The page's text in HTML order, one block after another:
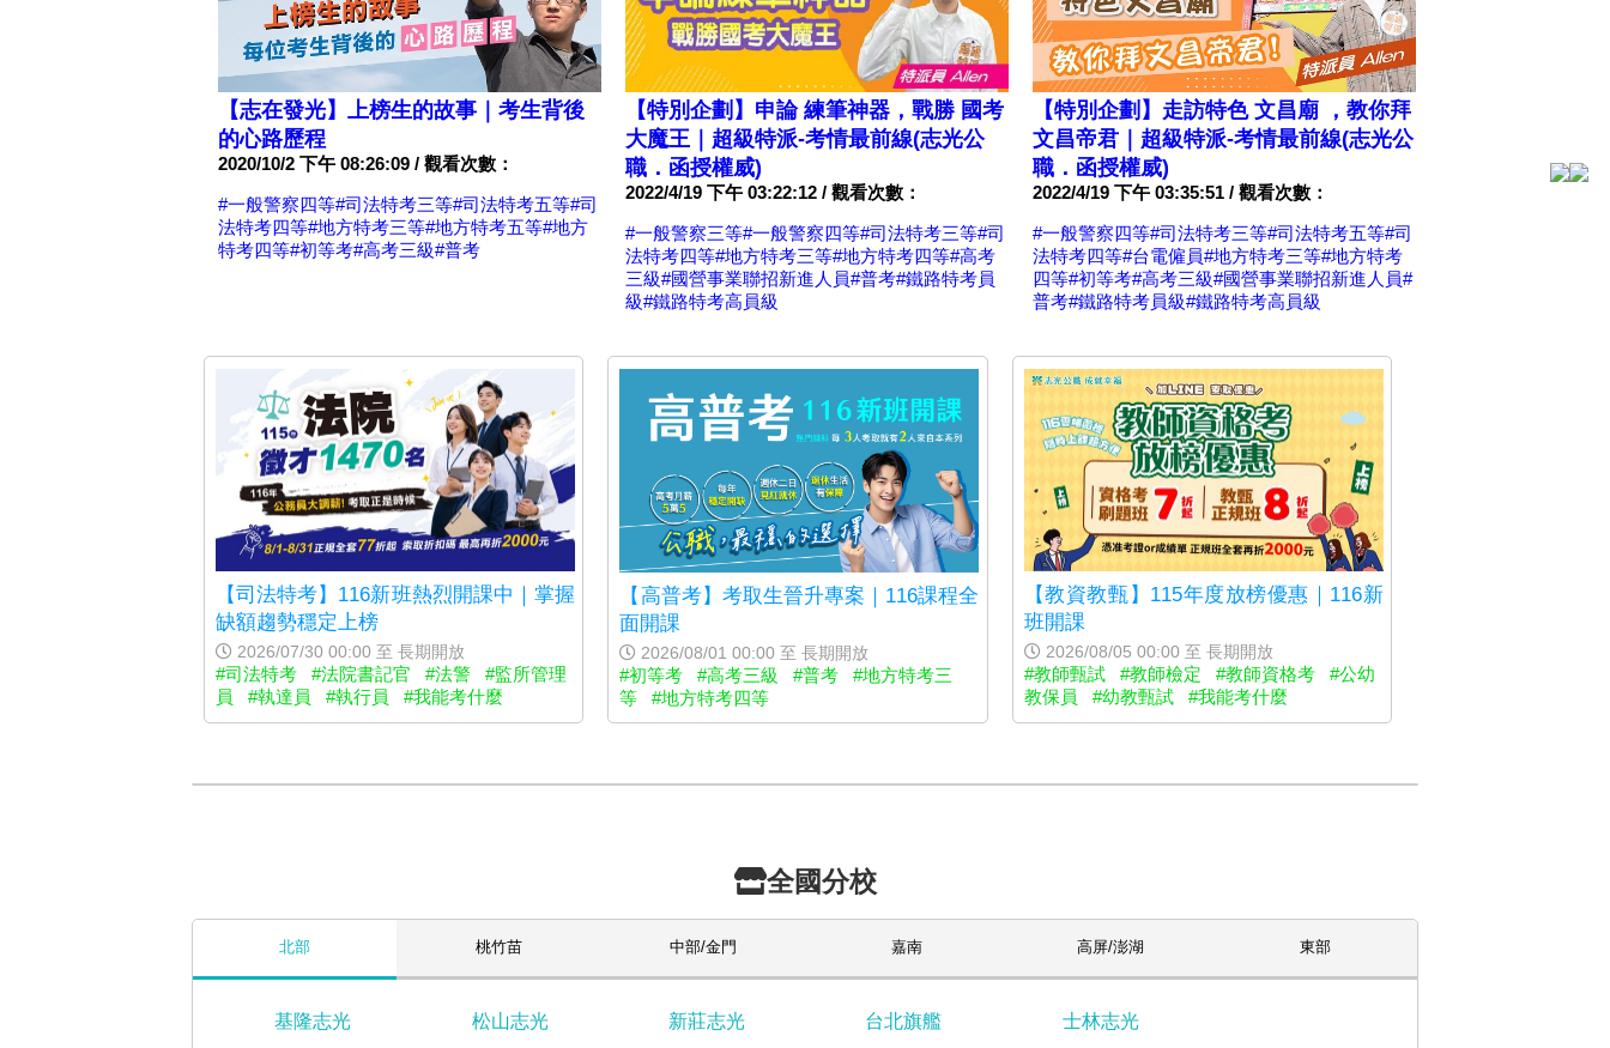
【志在發光】上榜生的故事｜考生背後
的心路歷程
2020/10/2 下午 08:26:09 / 觀看次數：
#一般警察四等#司法特考三等#司法特考五等#司
法特考四等#地方特考三等#地方特考五等#地方
特考四等#初等考#高考三級#普考
【特別企劃】申論 練筆神器，戰勝 國考
大魔王｜超級特派-考情最前線(志光公
職．函授權威)
2022/4/19 下午 03:22:12 / 觀看次數：
#一般警察三等#一般警察四等#司法特考三等#司
法特考四等#地方特考三等#地方特考四等#高考
三級#國營事業聯招新進人員#普考#鐵路特考員
級#鐵路特考高員級
【特別企劃】走訪特色 文昌廟 ，教你拜
文昌帝君｜超級特派-考情最前線(志光公
職．函授權威)
2022/4/19 下午 03:35:51 / 觀看次數：
#一般警察四等#司法特考三等#司法特考五等#司
法特考四等#台電僱員#地方特考三等#地方特考
四等#初等考#高考三級#國營事業聯招新進人員#
普考#鐵路特考員級#鐵路特考高員級
【司法特考】116新班熱烈開課中｜掌握
缺額趨勢穩定上榜
2026/07/30 00:00 至 長期開放
#司法特考 #法院書記官 #法警
#監所管理
員
#執達員 #執行員 #我能考什麼
【高普考】考取生晉升專案｜116課程全
面開課
2026/08/01 00:00 至 長期開放
#初等考 #高考三級 #普考
#地方特考三
等
#地方特考四等
【教資教甄】115年度放榜優惠｜116新
班開課
2026/08/05 00:00 至 長期開放
#教師甄試 #教師檢定 #教師資格考
#公幼
教保員
#幼教甄試 #我能考什麼
全國分校
北部 桃竹苗 中部/金門 嘉南 高屏/澎湖 東部
基隆志光 松山志光 新莊志光 台北旗艦
士林志光